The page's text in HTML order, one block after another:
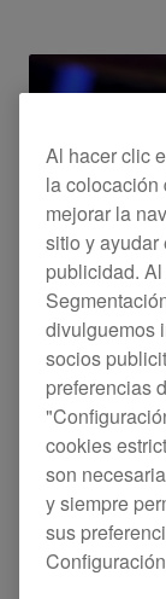
Tutorial Oficial
Al hacer clic
la colocación
mejorar la
sitio y ayudar
publicidad.
divulguemos
socios
preferencias
cookies
son
y siempre
sus